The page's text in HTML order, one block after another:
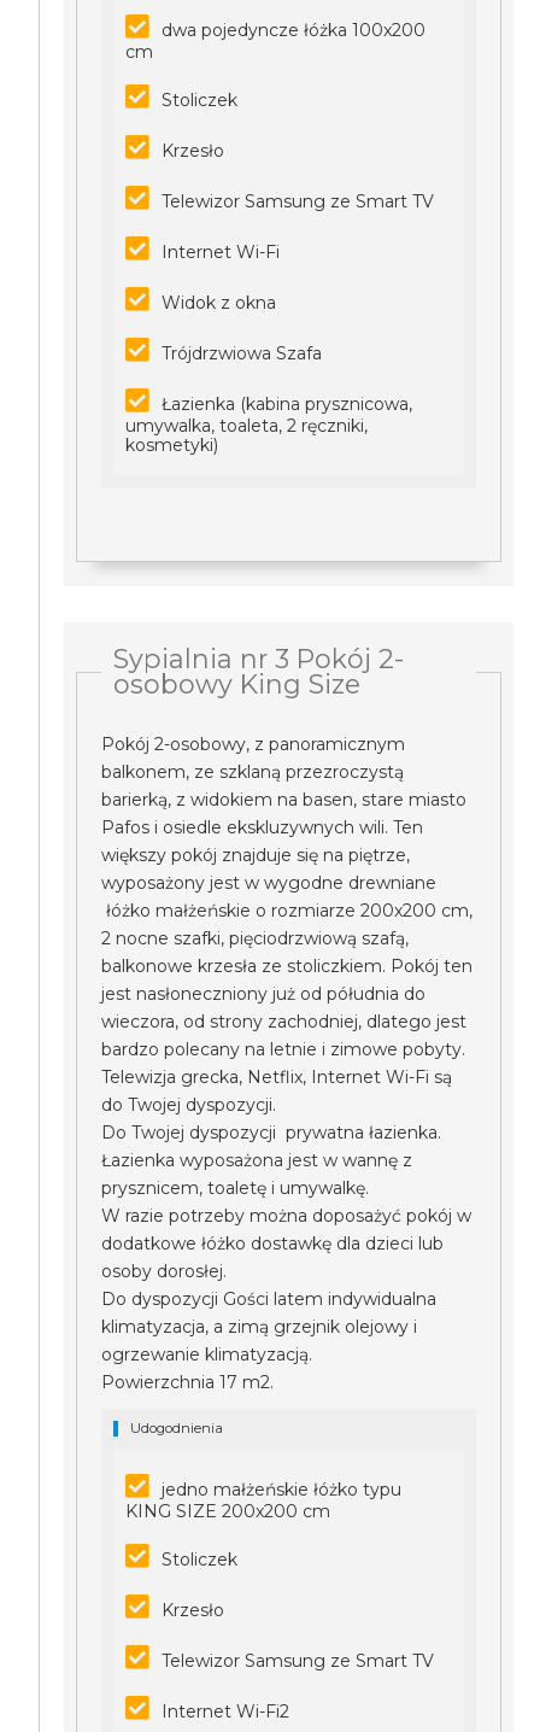
dwa pojedyncze łóżka 100x200
cm
Stoliczek
Krzesło
Telewizor Samsung ze Smart TV
Internet Wi-Fi
Widok z okna
Trójdrzwiowa Szafa
Łazienka (kabina prysznicowa,
umywalka, toaleta, 2 ręczniki,
kosmetyki)
Sypialnia nr 3 Pokój 2-
osobowy King Size
Pokój 2-osobowy, z panoramicznym
balkonem, ze szklaną przezroczystą
barierką, z widokiem na basen, stare miasto
Pafos i osiedle ekskluzywnych wili. Ten
większy pokój znajduje się na piętrze,
wyposażony jest w wygodne drewniane
łóżko małżeńskie o rozmiarze 200x200 cm,
2 nocne szafki, pięciodrzwiową szafą,
balkonowe krzesła ze stoliczkiem. Pokój ten
jest nasłoneczniony już od półudnia do
wieczora, od strony zachodniej, dlatego jest
bardzo polecany na letnie i zimowe pobyty.
Telewizja grecka, Netflix, Internet Wi-Fi są
do Twojej dyspozycji.
Do Twojej dyspozycji prywatna łazienka.
Łazienka wyposażona jest w wannę z
prysznicem, toaletę i umywalkę.
W razie potrzeby można doposażyć pokój w
dodatkowe łóżko dostawkę dla dzieci lub
osoby dorosłej.
Do dyspozycji Gości latem indywidualna
klimatyzacja, a zimą grzejnik olejowy i
ogrzewanie klimatyzacją.
Powierzchnia 17 m2.
Udogodnienia
jedno małżeńskie łóżko typu
KING SIZE 200x200 cm
Stoliczek
Krzesło
Telewizor Samsung ze Smart TV
Internet Wi-Fi2